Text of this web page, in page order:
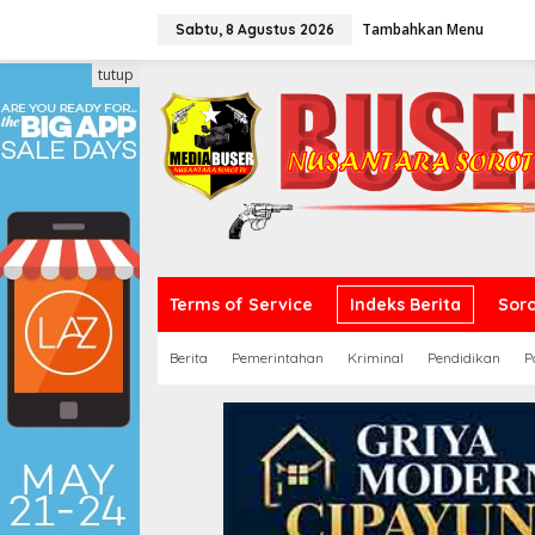
i
k
e
n
t
e
Sabtu, 8 Agustus 2026 Tambahkan Menu
Terms of Service Indeks Berita
Berita Pemerintahan Kriminal Pendidikan
tutup